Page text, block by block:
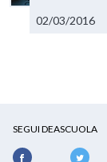
02/03/2016
SEGUI DEASCUOLA